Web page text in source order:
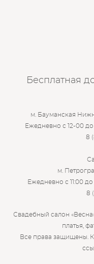
Бесплатная
м. Бауманская
Ежедневно с 12-00
8
м.
Ежедневно с 11:00
8
Свадебный салон
платья,
Все права защищены.